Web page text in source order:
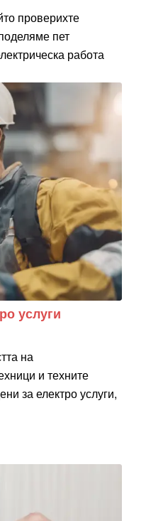
проверихте
пет
работа
услуги
на
и техните
за електро услуги,